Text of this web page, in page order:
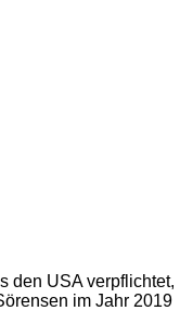
den USA verpflichtet,
im Jahr 2019